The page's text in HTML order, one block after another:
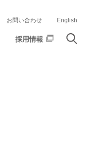
採用情報
お問い合わせ English